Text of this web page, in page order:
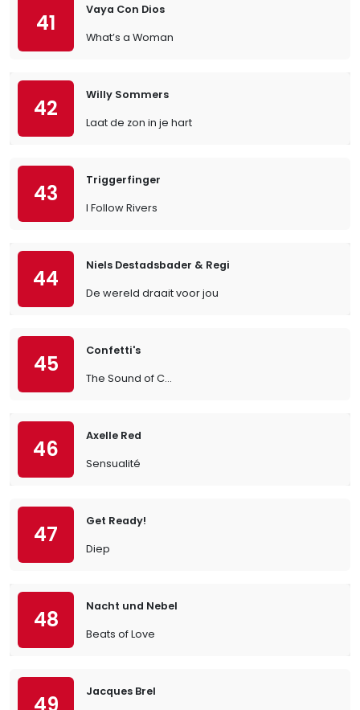
41
Vaya Con Dios
What’s a Woman
42
Willy Sommers
Laat de zon in je hart
43
Triggerfinger
I Follow Rivers
44
Niels Destadsbader & Regi
De wereld draait voor jou
45
Confetti's
The Sound of C...
46
Axelle Red
Sensualité
47
Get Ready!
Diep
48
Nacht und Nebel
Beats of Love
Jacques Brel